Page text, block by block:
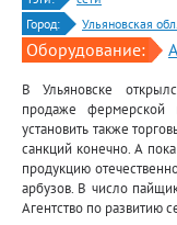
Город:
Ульяновская
Оборудование:
В Ульяновске
продаже фермерской
установить также
санкций конечно. А
продукцию
арбузов. В число
Агентство по развитию